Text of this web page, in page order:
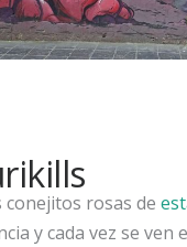
conejitos rosas de
y cada vez se ven